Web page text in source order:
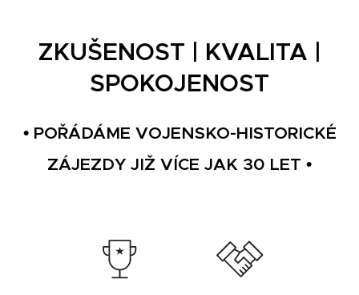
ZKUŠENOST | KVALITA |
SPOKOJENOST
• POŘÁDÁME VOJENSKO-HISTORICKÉ
ZÁJEZDY JIŽ VÍCE JAK 30 LET •